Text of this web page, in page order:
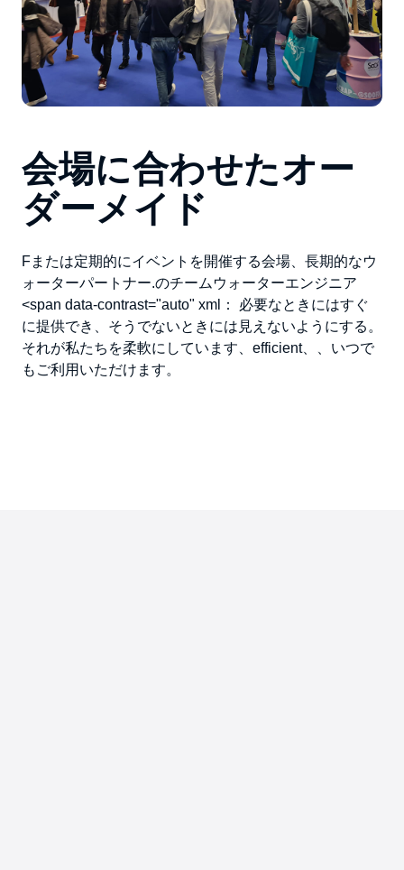
会場に合わせたオー
ダーメイド
Fまたは定期的にイベントを開催する会場、 長期的なウ
ォーターパートナー.のチーム ウォーターエンジニア
<span data-contrast="auto" xml：
必要なときにはすぐ
に提供でき、そうでないときには見えないようにする。
それが私たちを柔軟にしています、 efficient、
、いつで
もご利用いただけます。